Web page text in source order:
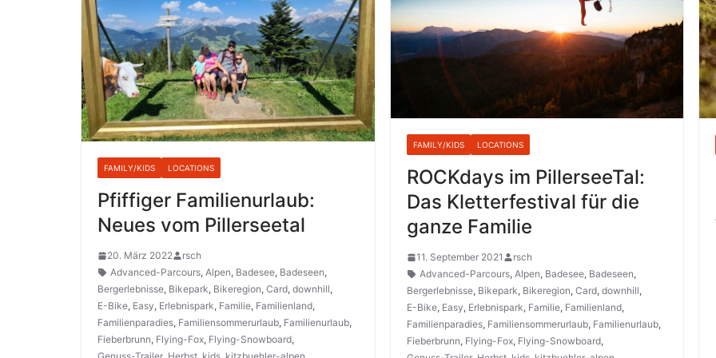
FAMILY/KIDS LOCATIONS
Pfiffiger Familienurlaub:
Neues vom Pillerseetal
20. März 2022
rsch
Advanced-Parcours, Alpen, Badesee, Badeseen,
Bergerlebnisse, Bikepark, Bikeregion, Card, downhill,
E-Bike, Easy, Erlebnispark, Familie, Familienland,
Familienparadies, Familiensommerurlaub, Familienurlaub,
Fieberbrunn, Flying-Fox, Flying-Snowboard,
FAMILY/KIDS LOCATIONS
ROCKdays im PillerseeTal:
Das Kletterfestival für die
ganze Familie
11. September 2021
rsch
Advanced-Parcours, Alpen, Badesee, Badeseen,
Bergerlebnisse, Bikepark, Bikeregion, Card, downhill,
E-Bike, Easy, Erlebnispark, Familie, Familienland,
Familienparadies, Familiensommerurlaub, Familienurlaub,
Fieberbrunn, Flying-Fox, Flying-Snowboard,